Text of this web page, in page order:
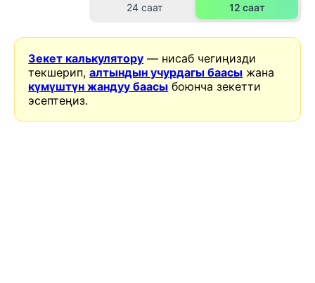
24 саат 12 саат
Зекет калькулятору — нисаб чегиңизди
текшерип,алтындын учурдагы баасы жана
күмүштүн жандуу баасы боюнча зекетти
эсептеңиз.